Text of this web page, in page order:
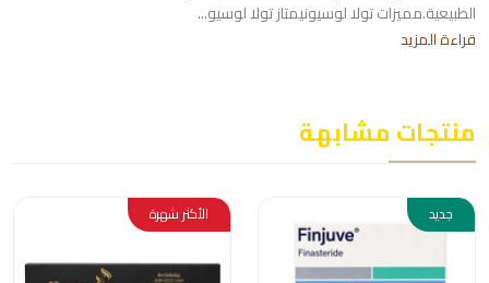
الطبيعية.مميزات تولا لوسيونيمتاز تولا لوسيو...
قراءة المزيد
منتجات مشابهة
جديد الأكثر شهرة